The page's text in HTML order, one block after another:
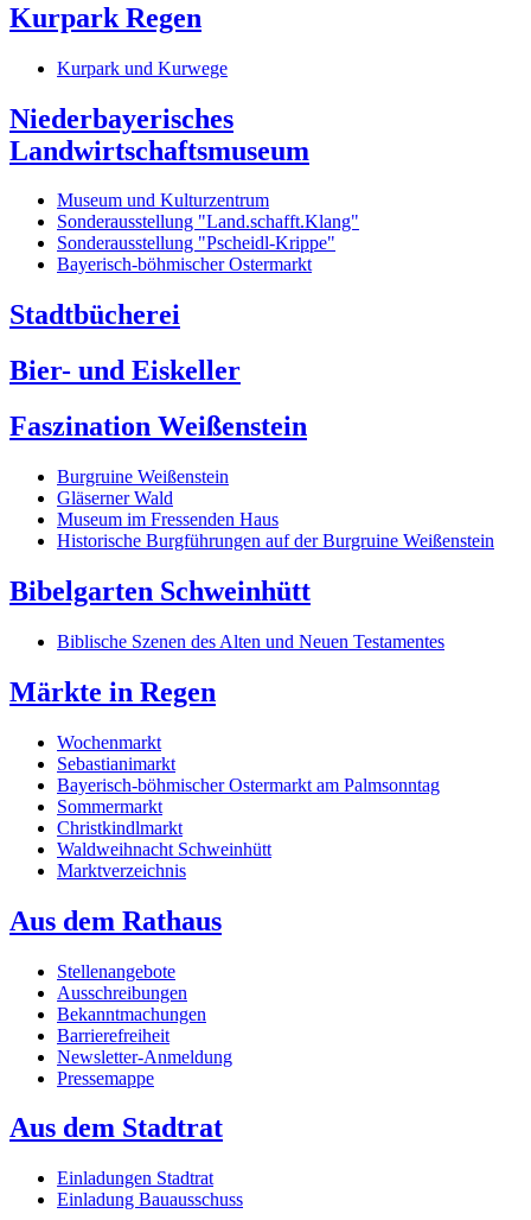
Kurpark Regen
Kurpark und Kurwege
Niederbayerisches
Landwirtschaftsmuseum
Museum und Kulturzentrum
Sonderausstellung "Land.schafft.Klang"
Sonderausstellung "Pscheidl-Krippe"
Bayerisch-böhmischer Ostermarkt
Stadtbücherei
Bier- und Eiskeller
Faszination Weißenstein
Burgruine Weißenstein
Gläserner Wald
Museum im Fressenden Haus
Historische Burgführungen auf der Burgruine Weißenstein
Bibelgarten Schweinhütt
Biblische Szenen des Alten und Neuen Testamentes
Märkte in Regen
Wochenmarkt
Sebastianimarkt
Bayerisch-böhmischer Ostermarkt am Palmsonntag
Sommermarkt
Christkindlmarkt
Waldweihnacht Schweinhütt
Marktverzeichnis
Aus dem Rathaus
Stellenangebote
Ausschreibungen
Bekanntmachungen
Barrierefreiheit
Newsletter-Anmeldung
Pressemappe
Aus dem Stadtrat
Einladungen Stadtrat
Einladung Bauausschuss